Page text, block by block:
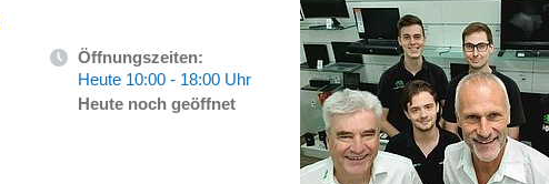
Öffnungszeiten:
Heute 10:00 - 18:00 Uhr
Heute noch geöffnet